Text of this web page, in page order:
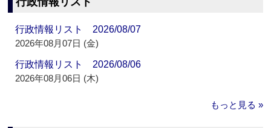
行政情報リスト 2026/08/07
2026年08月07日 (金)
行政情報リスト 2026/08/06
2026年08月06日 (木)
もっと見る »